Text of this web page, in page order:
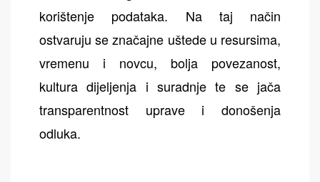
korištenje podataka. Na taj način
ostvaruju se značajne uštede u resursima,
vremenu i novcu, bolja povezanost,
kultura dijeljenja i suradnje te se jača
transparentnost uprave i donošenja
odluka.